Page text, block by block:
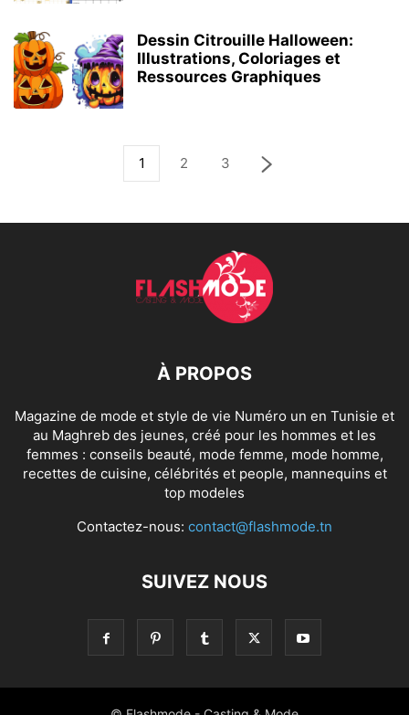
Dessin Citrouille Halloween:
Illustrations, Coloriages et
Ressources Graphiques
1 2 3
À PROPOS
Magazine de mode et style de vie Numéro un en Tunisie et
au Maghreb des jeunes, créé pour les hommes et les
femmes : conseils beauté, mode femme, mode homme,
recettes de cuisine, célébrités et people, mannequins et
top modeles
Contactez-nous: contact@flashmode.tn
SUIVEZ NOUS